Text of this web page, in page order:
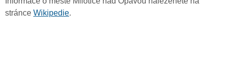
stránce Wikipedie.